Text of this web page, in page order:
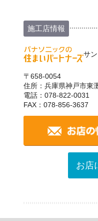
施工店情報
サ
〒658-0054
住所：兵庫県神戸市東
電話：078-822-0031
FAX：078-856-3637
お店